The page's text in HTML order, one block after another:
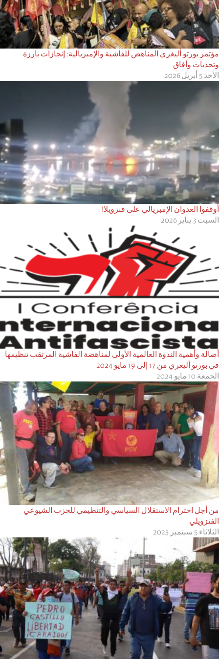
مؤتمر بورتو أليغري المناهض للفاشية والإمبريالية: إنجازات بارزة
وتحديات وآفاق
الأحد 5 أبريل 2026
أوقفوا العدوان الإمبريالي على فنزويلا!
السبت 3 يناير 2026
أصالة وأهمية الندوة العالمية الأولى لمناهضة الفاشية المرتقب تنظيمها
في بورتو أليغري من 17 إلى 19 مايو 2024
الجمعة 10 مايو 2024
من أجل احترام الاستقلال السياسي والتنظيمي للحزب الشيوعي
الفنزويلي
الثلاثاء 5 سبتمبر 2023